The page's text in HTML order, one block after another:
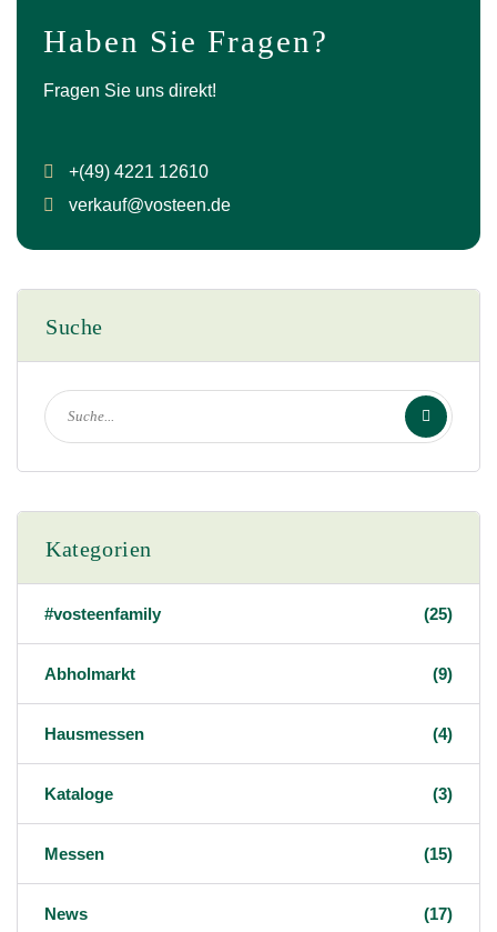
Haben Sie Fragen?
Fragen Sie uns direkt!
+(49) 4221 12610
verkauf@vosteen.de
Suche
Kategorien
#vosteenfamily (25)
Abholmarkt (9)
Hausmessen (4)
Kataloge (3)
Messen (15)
News (17)